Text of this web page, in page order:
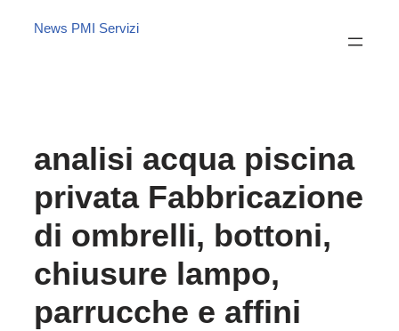
News PMI Servizi
analisi acqua piscina
privata Fabbricazione
di ombrelli, bottoni,
chiusure lampo,
parrucche e affini